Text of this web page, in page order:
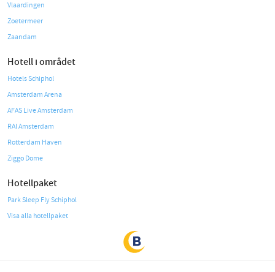
Vlaardingen
Zoetermeer
Zaandam
Hotell i området
Hotels Schiphol
Amsterdam Arena
AFAS Live Amsterdam
RAI Amsterdam
Rotterdam Haven
Ziggo Dome
Hotellpaket
Park Sleep Fly Schiphol
Visa alla hotellpaket